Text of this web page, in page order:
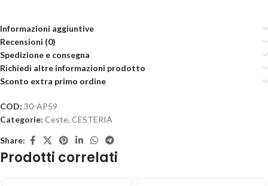
Informazioni aggiuntive
Recensioni (0)
Spedizione e consegna
Richiedi altre informazioni prodotto
Sconto extra primo ordine
COD: 30-AP59
Categorie: Ceste, CESTERIA
Share:
Prodotti correlati